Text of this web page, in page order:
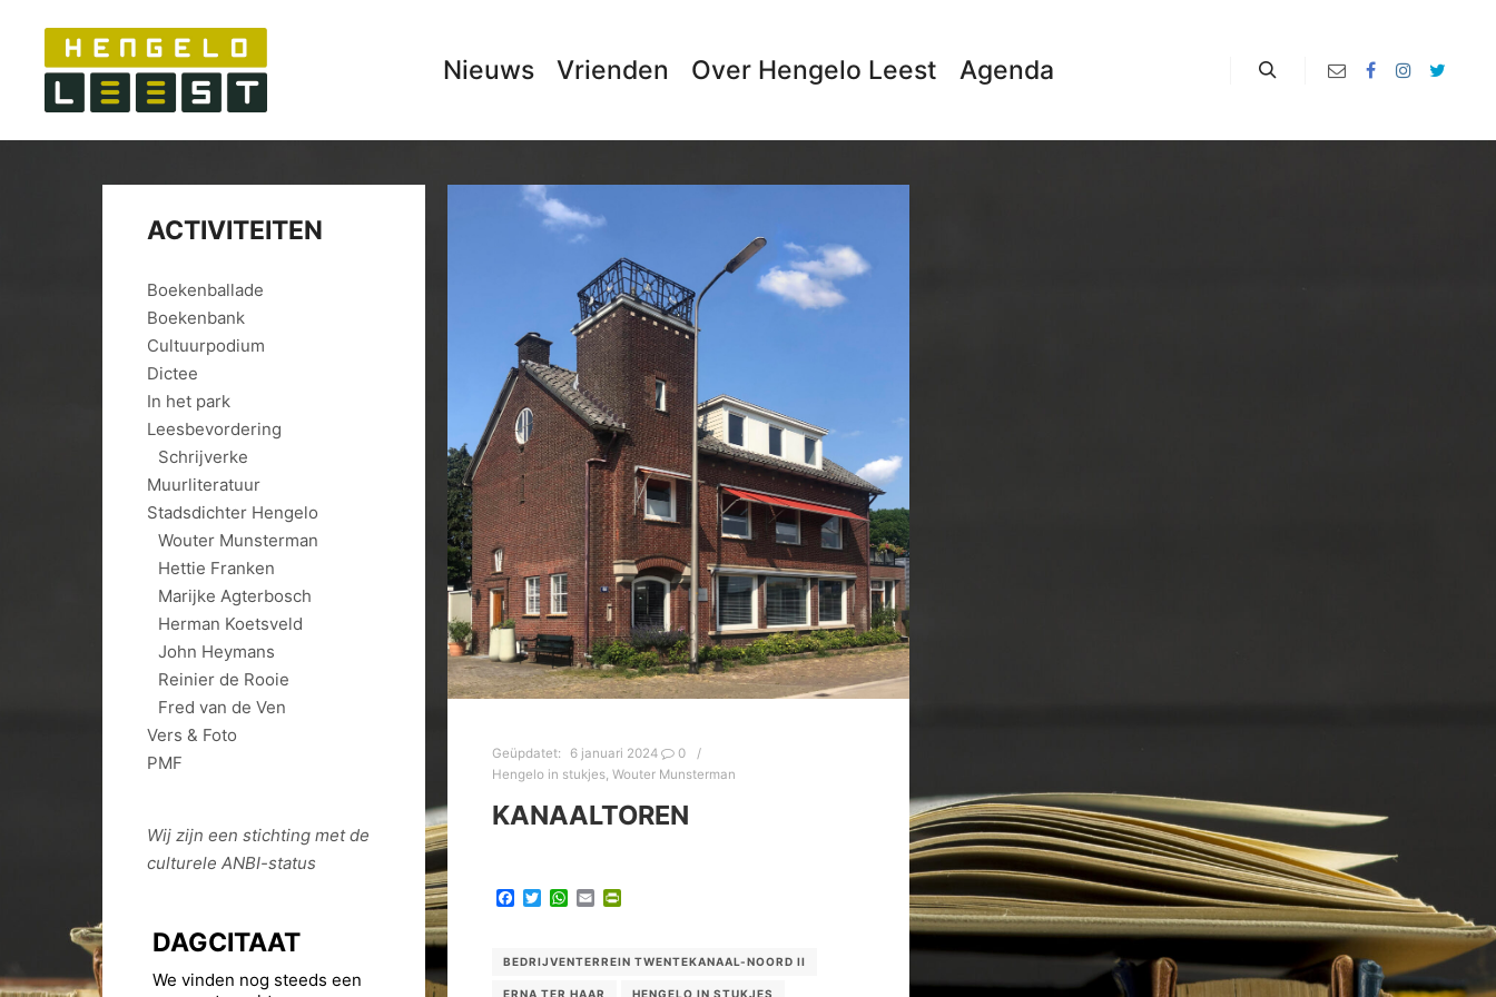
Nieuws Vrienden Over Hengelo Leest Agenda
Geüpdatet: 6 januari 2024
0
Hengelo in stukjes Wouter Munsterman
KANAALTOREN
Facebook
TwitterWhatsApp
Email
BEDRIJVENTERREIN TWENTEKANAAL-NOORD II
ERNA TER HAAR HENGELO IN STUKJES
ACTIVITEITEN
Boekenballade
Boekenbank
Cultuurpodium
Dictee
In het park
Leesbevordering
Schrijverke
Muurliteratuur
Stadsdichter Hengelo
Wouter Munsterman
Hettie Franken
Marijke Agterbosch
Herman Koetsveld
John Heymans
Reinier de Rooie
Fred van de Ven
Vers & Foto
PMF
Wij zijn een stichting met de
culturele ANBI-status
DAGCITAAT
We vinden nog steeds een